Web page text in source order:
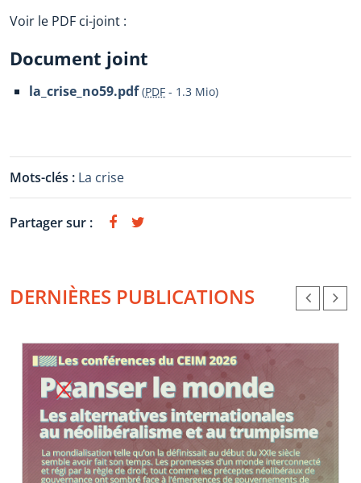
Voir le PDF ci-joint :
Document joint
la_crise_no59.pdf (PDF - 1.3 Mio)
Mots-clés : La crise
Partager sur :
DERNIÈRES PUBLICATIONS